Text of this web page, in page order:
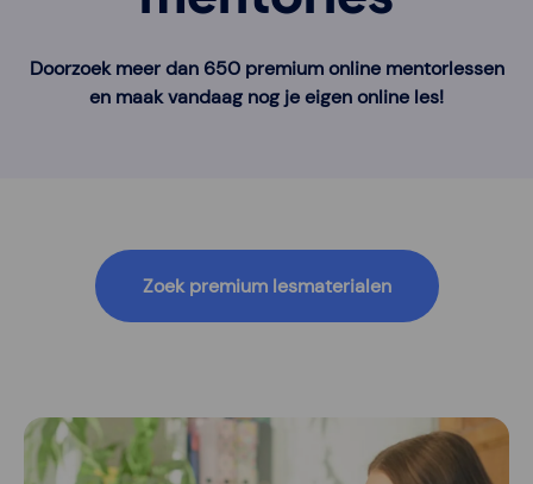
Doorzoek meer dan 650 premium online mentorlessen
en maak vandaag nog je eigen online les!
Zoek premium lesmaterialen